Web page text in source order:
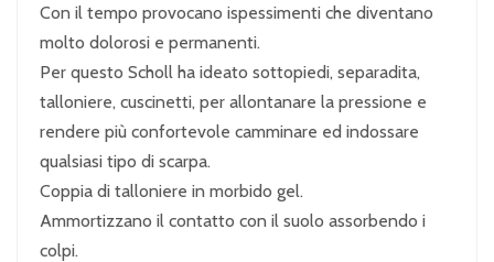
Con il tempo provocano ispessimenti che diventano
molto dolorosi e permanenti.
Per questo Scholl ha ideato sottopiedi, separadita,
talloniere, cuscinetti, per allontanare la pressione e
rendere più confortevole camminare ed indossare
qualsiasi tipo di scarpa.
Coppia di talloniere in morbido gel.
Ammortizzano il contatto con il suolo assorbendo i
colpi.